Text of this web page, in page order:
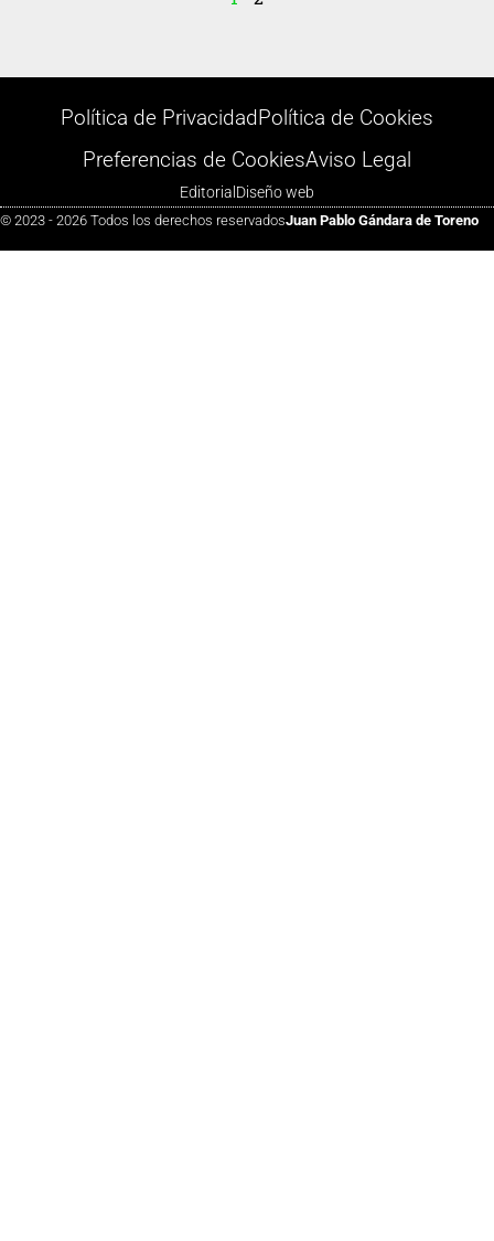
Política de PrivacidadPolítica de Cookies
Preferencias de CookiesAviso Legal
Editorial Diseño web
© 2023 - 2026 Todos los derechos reservadosJuan Pablo Gándara de Toreno